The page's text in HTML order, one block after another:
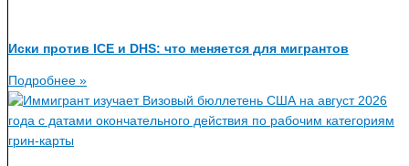
Иски против ICE и DHS: что меняется для мигрантов
Подробнее »